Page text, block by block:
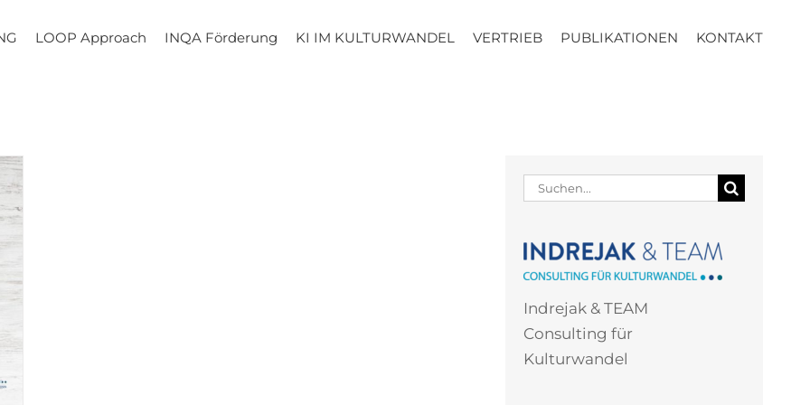
LOOP Approach INQA Förderung KI IM KULTURWANDEL VERTRIEB PUBLIKATIONEN KONTAKT
Suche
Indrejak & TEAM
Consulting für
Kulturwandel